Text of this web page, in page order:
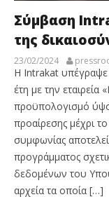
Σύμβαση
της
23/02/2024
Η Intrakat υπέγραψε
έτη με την εταιρεία
προϋπολογισμό
προαίρεσης μέχρι
συμφωνίας
προγράμματος
δεδομένων του
αρχεία τα οποία […]